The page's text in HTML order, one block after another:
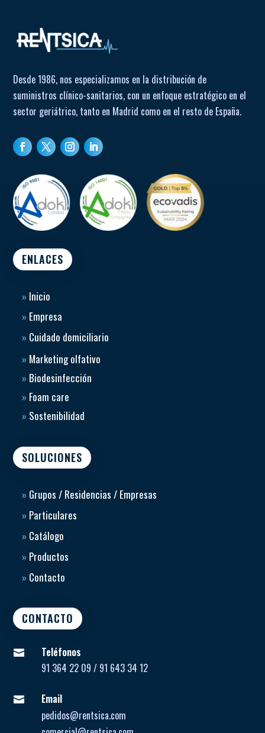
Desde 1986, nos especializamos en la distribución de
suministros clínico-sanitarios, con un enfoque estratégico en el
sector geriátrico, tanto en Madrid como en el resto de España.
ENLACES
» Inicio
» Empresa
» Cuidado domiciliario
» Marketing olfativo
» Biodesinfección
» Foam care
» Sostenibilidad
SOLUCIONES
» Grupos / Residencias / Empresas
» Particulares
» Catálogo
» Productos
» Contacto
CONTACTO

Teléfonos
91 364 22 09 / 91 643 34 12

Email
pedidos@rentsica.com